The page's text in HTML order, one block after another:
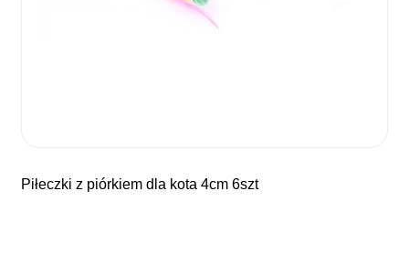
piłeczki z piórkiem dla kota 4cm 6szt